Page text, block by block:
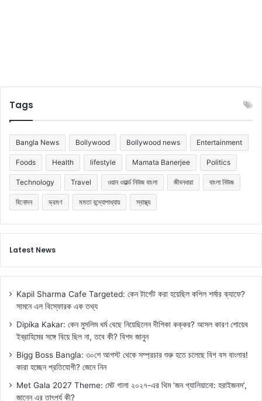
Tags
Bangla News Bollywood Bollywood news Entertainment
Foods Health lifestyle Mamata Banerjee Politics
Technology Travel ওয়ান ওয়ার্ল্ড নিউজ বাংলা জীবনধারা বাংলা নিউজ
বিনোদন ভ্রমণ মমতা বন্দ্যোপাধ্যায় স্বাস্থ্য
Latest News
Kapil Sharma Cafe Targeted: কেন টার্গেট করা হয়েছিল কপিল শর্মার ক্যাফে?
সামনে এল বিস্ফোরক এক তথ্য
Dipika Kakar: কেন মুসলিম ধর্ম বেছে নিয়েছিলেন দীপিকা কক্কর? আসল কারণ শোয়েব
ইব্রাহিমের সঙ্গে বিয়ে ছিল না, তবে কী? বিশদ জানুন
Bigg Boss Bangla: ৩০শে আগস্ট থেকে সম্প্রচার শুরু হতে চলেছে বিগ বস বাংলার!
কারা হচ্ছেন প্রতিযোগী? জেনে নিন
Met Gala 2027 Theme: মেট গালা ২০২৭-এর থিম ‘জন গ্যালিয়ানো: হরাইজনস’,
জানেন এর তাৎপর্য কী?